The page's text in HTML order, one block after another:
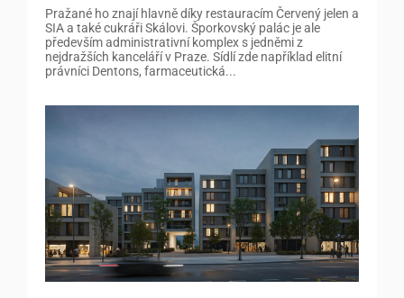
Pražané ho znají hlavně díky restauracím Červený jelen a
SIA a také cukráři Skálovi. Šporkovský palác je ale
především administrativní komplex s jedněmi z
nejdražších kanceláří v Praze. Sídlí zde například elitní
právníci Dentons, farmaceutická...